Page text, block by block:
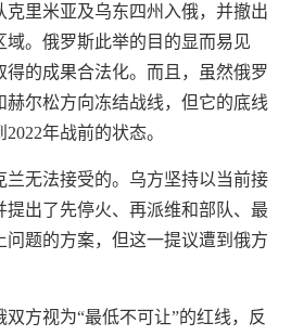
里米亚及乌东四州入俄，并撤出
。俄罗斯此举的目的显而易见
的成果合法化。而且，虽然俄罗
尔松方向冻结战线，但它的底线
年战前的状态。
兰无法接受的。乌方坚持以当前接
提出了先停火、再派维和部队、最
问题的方案，但这一提议遭到俄方
方视为“最低不可让”的红线，反